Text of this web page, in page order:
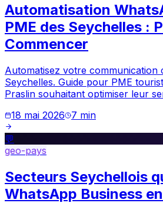
Automatisation
PME des Seychelles :
Commencer
Automatisez votre communication
Seychelles. Guide pour PME
Praslin souhaitant optimiser leur
18 mai 2026
7 min
💬
geo-pays
Secteurs Seychellois
WhatsApp Business